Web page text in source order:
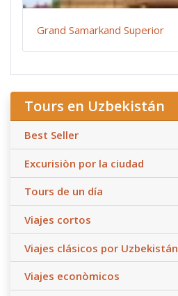
Grand Samarkand Superior
Tours en Uzbekistán
Best Seller
Excurisiòn por la ciudad
Tours de un día
Viajes cortos
Viajes clásicos por Uzbekistán
Viajes econòmicos